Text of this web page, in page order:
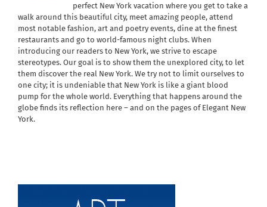
perfect New York vacation where you get to take a
walk around this beautiful city, meet amazing people, attend
most notable fashion, art and poetry events, dine at the finest
restaurants and go to world-famous night clubs. When
introducing our readers to New York, we strive to escape
stereotypes. Our goal is to show them the unexplored city, to let
them discover the real New York. We try not to limit ourselves to
one city; it is undeniable that New York is like a giant blood
pump for the whole world. Everything that happens around the
globe finds its reflection here – and on the pages of Elegant New
York.